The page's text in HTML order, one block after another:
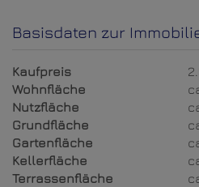
Basisdaten zur
Kaufpreis
Wohnfläche
Nutzfläche
Grundfläche
Gartenfläche
Kellerfläche
Terrassenfläche